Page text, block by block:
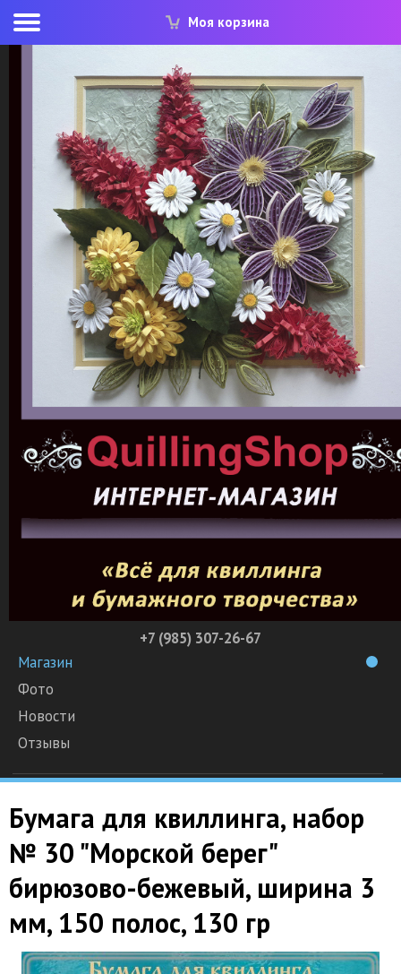
Моя корзина
+7 (985) 307-26-67
Магазин
Фото
Новости
Отзывы
Бумага для квиллинга, набор
№ 30 "Морской берег"
бирюзово-бежевый, ширина 3
мм, 150 полос, 130 гр